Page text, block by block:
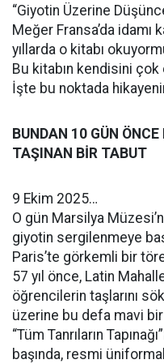
“Giyotin Üzerine
Meğer Fransa’da idamı
yıllarda o kitabı
Bu kitabın kendisini
İşte bu noktada
BUNDAN 10 GÜN
TAŞINAN BİR TABUT
9 Ekim 2025…
O gün Marsilya
giyotin sergilenmeye
Paris’te görkemli bir
57 yıl önce, Latin
öğrencilerin taşlarını
üzerine bu defa mavi
“Tüm Tanrıların
başında, resmi